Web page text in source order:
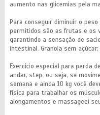
aumento nas glicemias pela
Para conseguir diminuir o
permitidos são as frutas e os
garantindo a sensação de
intestinal. Granola sem açúcar;
Exercício especial para perda
andar, step, ou seja, se
semana e ainda 10 kg você
física para trabalhar os
alongamentos e massageei